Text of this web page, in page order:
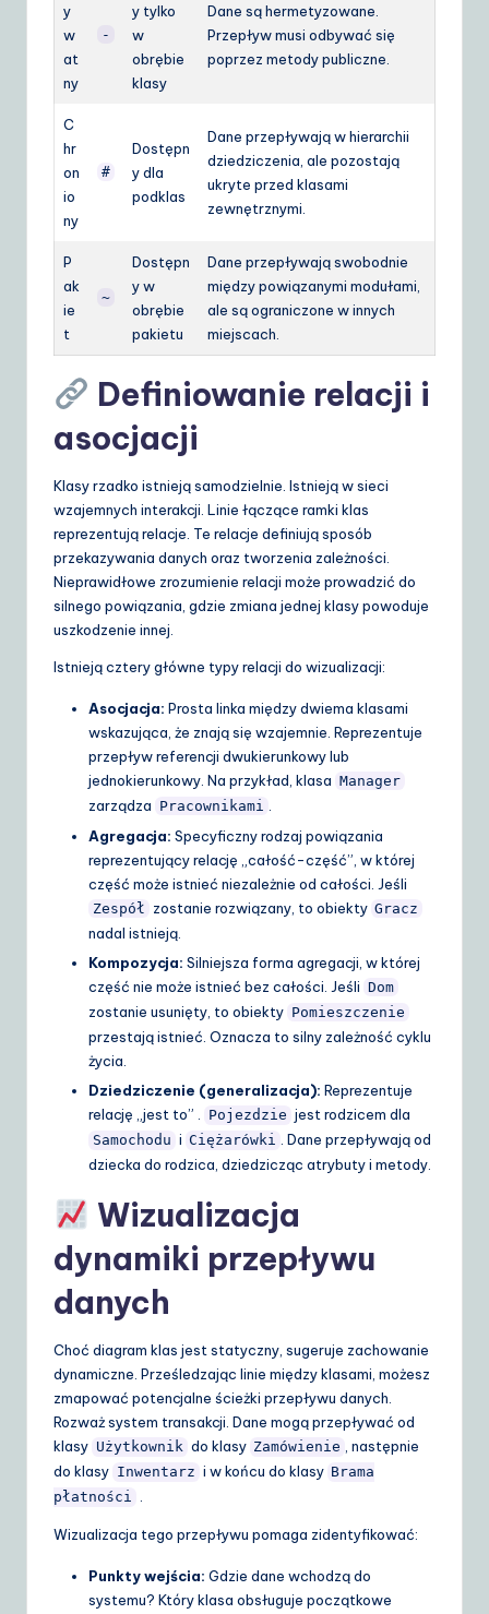
y
w
at
ny
-
y tylko
w
obrębie
klasy
Dane są hermetyzowane.
Przepływ musi odbywać się
poprzez metody publiczne.
C
hr
on
io
ny
#
Dostępn
y dla
podklas
Dane przepływają w hierarchii
dziedziczenia, ale pozostają
ukryte przed klasami
zewnętrznymi.
P
ak
ie
t
~
Dostępn
y w
obrębie
pakietu
Dane przepływają swobodnie
między powiązanymi modułami,
ale są ograniczone w innych
miejscach.
Definiowanie relacji i
asocjacji
Klasy rzadko istnieją samodzielnie. Istnieją w sieci
wzajemnych interakcji. Linie łączące ramki klas
reprezentują relacje. Te relacje definiują sposób
przekazywania danych oraz tworzenia zależności.
Nieprawidłowe zrozumienie relacji może prowadzić do
silnego powiązania, gdzie zmiana jednej klasy powoduje
uszkodzenie innej.
Istnieją cztery główne typy relacji do wizualizacji:
Asocjacja: Prosta linka między dwiema klasami
wskazująca, że znają się wzajemnie. Reprezentuje
przepływ referencji dwukierunkowy lub
jednokierunkowy. Na przykład, klasa Manager
zarządza Pracownikami
Agregacja: Specyficzny rodzaj powiązania
reprezentujący relację „całość-część”, w której
część może istnieć niezależnie od całości. Jeśli
Zespół zostanie rozwiązany, to obiekty Gracz
nadal istnieją.
Kompozycja: Silniejsza forma agregacji, w której
część nie może istnieć bez całości. Jeśli Dom
zostanie usunięty, to obiekty Pomieszczenie
przestają istnieć. Oznacza to silny zależność cyklu
życia.
Dziedziczenie (generalizacja): Reprezentuje
relację „jest to” . Pojezdzie jest rodzicem dla
Samochodu i Ciężarówki . Dane przepływają od
dziecka do rodzica, dziedzicząc atrybuty i metody.
Wizualizacja
dynamiki przepływu
danych
Choć diagram klas jest statyczny, sugeruje zachowanie
dynamiczne. Prześledzając linie między klasami, możesz
zmapować potencjalne ścieżki przepływu danych.
Rozważ system transakcji. Dane mogą przepływać od
klasy Użytkownik do klasy Zamówienie , następnie
do klasy Inwentarz i w końcu do klasy Brama
płatności .
Wizualizacja tego przepływu pomaga zidentyfikować:
Punkty wejścia: Gdzie dane wchodzą do
systemu? Który klasa obsługuje początkowe